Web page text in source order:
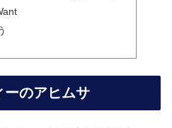
ーのアヒムサ